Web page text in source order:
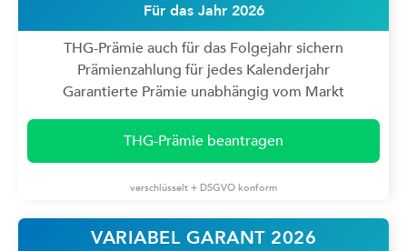
Für das Jahr 2026
THG-Prämie auch für das Folgejahr sichern
Prämienzahlung für jedes Kalenderjahr
Garantierte Prämie unabhängig vom Markt
THG-Prämie beantragen
verschlüsselt + DSGVO konform
VARIABEL GARANT 2026